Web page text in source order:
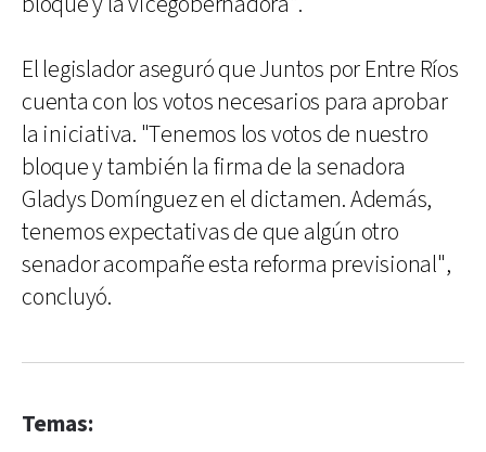
El legislador aseguró que Juntos por Entre Ríos
cuenta con los votos necesarios para aprobar
la iniciativa. "Tenemos los votos de nuestro
bloque y también la firma de la senadora
Gladys Domínguez en el dictamen. Además,
tenemos expectativas de que algún otro
senador acompañe esta reforma previsional",
concluyó.
Temas: